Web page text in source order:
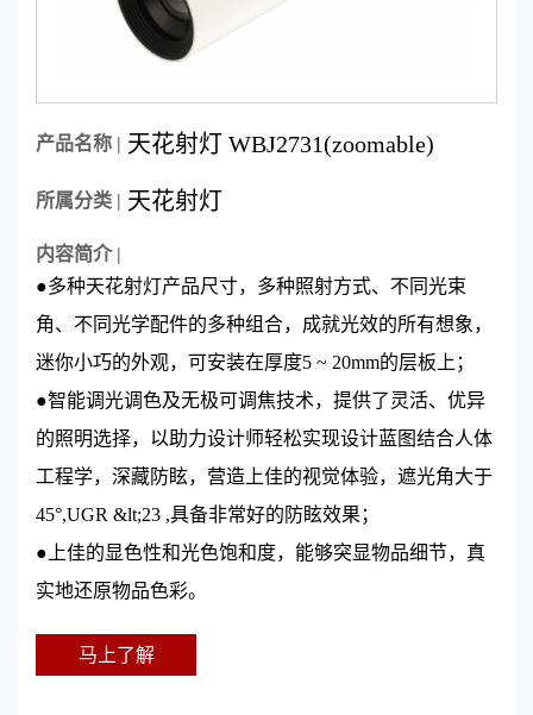
产品名称 | 天花射灯 WBJ2731(zoomable)
所属分类 | 天花射灯
内容简介 |
●多种天花射灯产品尺寸，多种照射方式、不同光束
角、不同光学配件的多种组合，成就光效的所有想象，
迷你小巧的外观，可安装在厚度5 ~ 20mm的层板上；
●智能调光调色及无极可调焦技术，提供了灵活、优异
的照明选择，以助力设计师轻松实现设计蓝图结合人体
工程学，深藏防眩，营造上佳的视觉体验，遮光角大于
45°,UGR &lt;23 ,具备非常好的防眩效果；
●上佳的显色性和光色饱和度，能够突显物品细节，真
实地还原物品色彩。
马上了解